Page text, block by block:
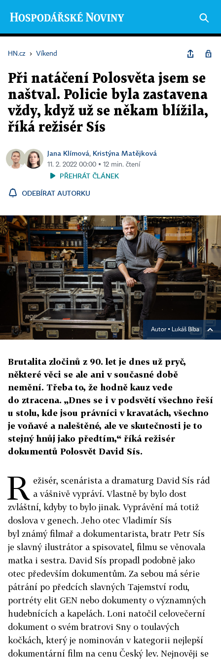
HN.cz › Víkend
Při natáčení Polosvěta jsem se
naštval. Policie byla zastavena
vždy, když už se někam blížila,
říká režisér Sís
Jana Klímová, Kristýna Matějková
11. 2. 2022 00:00 ▪ 12 min. čtení
PŘEHRÁT ČLÁNEK
ODEBÍRAT AUTORKU
Autor ▪ Lukáš Bíba
Brutalita zločinů z 90. let je dnes už pryč,
některé věci se ale ani v současné době
nemění. Třeba to, že hodně kauz vede
do ztracena. „Dnes se i v podsvětí všechno řeší
u stolu, kde jsou právníci v kravatách, všechno
je voňavé a naleštěné, ale ve skutečnosti je to
stejný hnůj jako předtím,“ říká režisér
dokumentů Polosvět David Sís.
R ežisér, scenárista a dramaturg David Sís rád
a vášnivě vypráví. Vlastně by bylo dost
zvláštní, kdyby to bylo jinak. Vyprávění má totiž
doslova v genech. Jeho otec Vladimír Sís
byl známý filmař a dokumentarista, bratr Petr Sís
je slavný ilustrátor a spisovatel, filmu se věnovala
matka i sestra. David Sís propadl podobně jako
otec především dokumentům. Za sebou má série
pátrání po předcích slavných Tajemství rodu,
portréty elit GEN nebo dokumenty o významných
hudebnících a kapelách. Loni natočil celovečerní
dokument o svém bratrovi Sny o toulavých
kočkách, který je nominován v kategorii nejlepší
dokumentární film na cenu Český lev. Nejnověji se